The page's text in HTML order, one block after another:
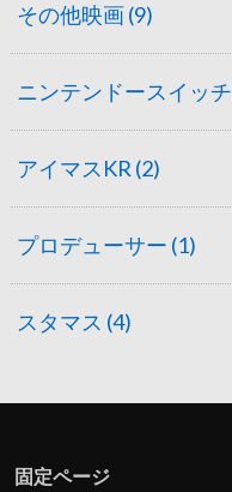
その他映画(9)
ニンテンドースイッチ
アイマスKR (2)
プロデューサー (1)
スタマス (4)
固定ページ